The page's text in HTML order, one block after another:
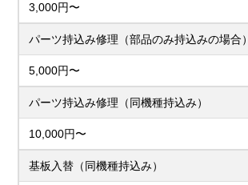
3,000円〜
パーツ持込み修理（部品のみ持込みの場合）
5,000円〜
パーツ持込み修理（同機種持込み）
10,000円〜
基板入替（同機種持込み）